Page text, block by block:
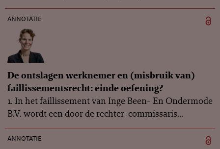
annotatie
De ontslagen werknemer en (misbruik van)
faillissementsrecht: einde oefening?
1. In het faillissement van Inge Been- En Ondermode
B.V. wordt een door de rechter-commissaris...
annotatie